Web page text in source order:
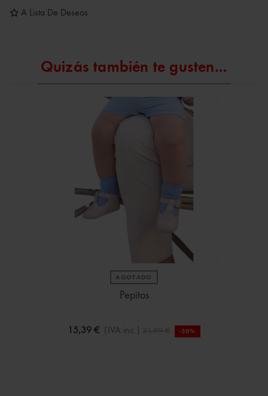
A Lista De Deseos
Quizás también te gusten...
AGOTADO
Pepitos
15,39 € (IVA inc.) 21,99 € -30%